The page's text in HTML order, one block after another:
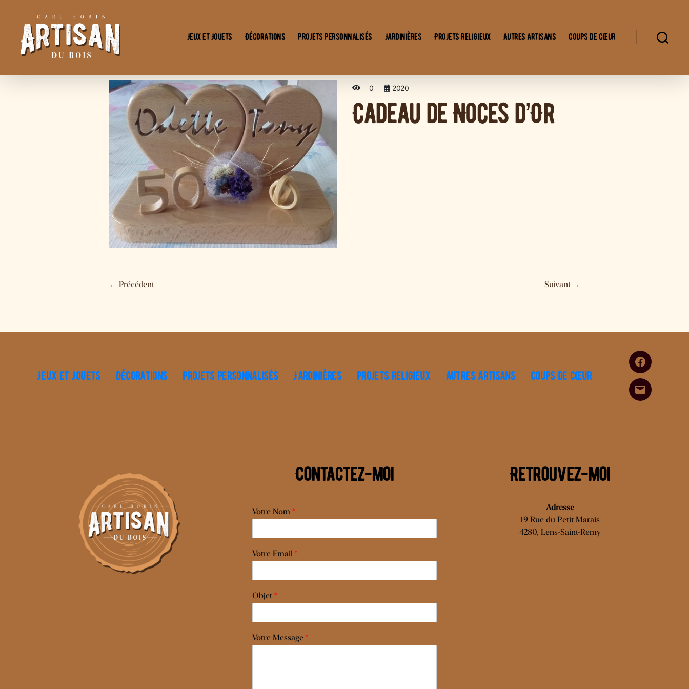
Du
Jeux et Jouets Décorations Projets personnalisés Jardinières Projets religieux Autres artisans Coups de cœur
0 2020
Cadeau de Noces d’Or
← Précédent Suivant →
Jeux et Jouets Décorations Projets personnalisés Jardinières Projets religieux Autres artisans Coups de cœur
Facebook
E-
Contactez-moi
Votre Nom *
Votre Email *
Objet *
Votre Message *
Retrouvez-moi
Adresse
19 Rue du Petit-Marais
4280, Lens-Saint-Remy